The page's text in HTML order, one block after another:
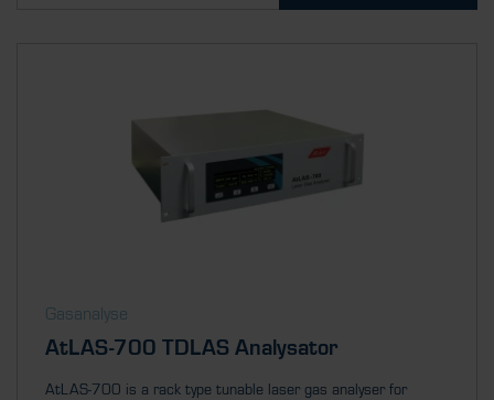
Gasanalyse
AtLAS-700 TDLAS Analysator
AtLAS-700 is a rack type tunable laser gas analyser for